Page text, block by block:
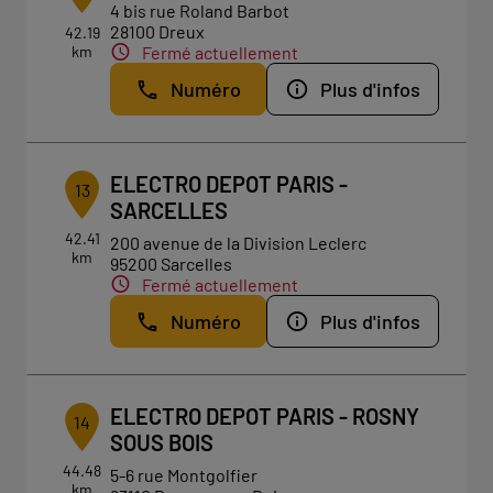
42.19
km
4 bis rue Roland Barbot
28100 Dreux
Fermé actuellement
Numéro Plus d'infos
13
42.41
km
ELECTRO DEPOT PARIS -
SARCELLES
200 avenue de la Division Leclerc
95200 Sarcelles
Fermé actuellement
Numéro Plus d'infos
14
44.48
km
ELECTRO DEPOT PARIS - ROSNY
SOUS BOIS
5-6 rue Montgolfier